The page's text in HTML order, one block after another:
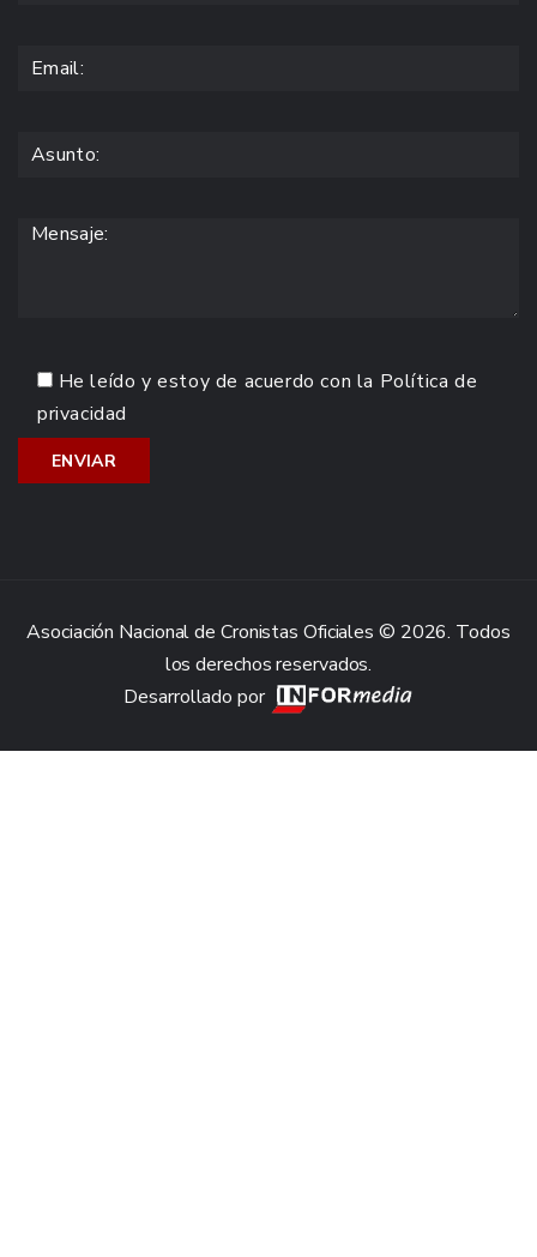
He leído y estoy de acuerdo con la Política de
privacidad
Asociación Nacional de Cronistas Oficiales © 2026. Todos
los derechos reservados.
Desarrollado por